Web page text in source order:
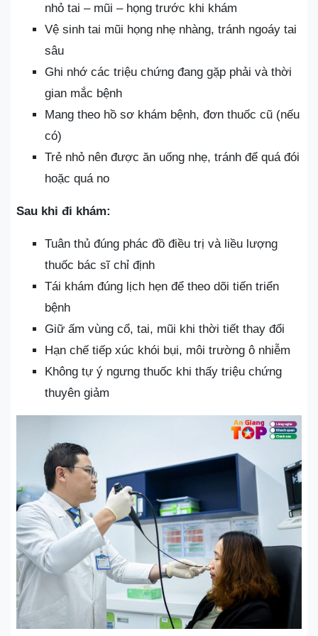
nhỏ tai – mũi – họng trước khi khám
Vệ sinh tai mũi họng nhẹ nhàng, tránh ngoáy tai
sâu
Ghi nhớ các triệu chứng đang gặp phải và thời
gian mắc bệnh
Mang theo hồ sơ khám bệnh, đơn thuốc cũ (nếu
có)
Trẻ nhỏ nên được ăn uống nhẹ, tránh để quá đói
hoặc quá no
Sau khi đi khám:
Tuân thủ đúng phác đồ điều trị và liều lượng
thuốc bác sĩ chỉ định
Tái khám đúng lịch hẹn để theo dõi tiến triển
bệnh
Giữ ấm vùng cổ, tai, mũi khi thời tiết thay đổi
Hạn chế tiếp xúc khói bụi, môi trường ô nhiễm
Không tự ý ngưng thuốc khi thấy triệu chứng
thuyên giảm